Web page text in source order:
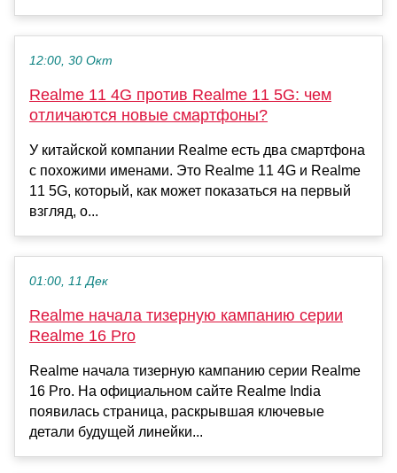
12:00, 30 Окт
Realme 11 4G против Realme 11 5G: чем
отличаются новые смартфоны?
У китайской компании Realme есть два смартфона
с похожими именами. Это Realme 11 4G и Realme
11 5G, который, как может показаться на первый
взгляд, о...
01:00, 11 Дек
Realme начала тизерную кампанию серии
Realme 16 Pro
Realme начала тизерную кампанию серии Realme
16 Pro. На официальном сайте Realme India
появилась страница, раскрывшая ключевые
детали будущей линейки...